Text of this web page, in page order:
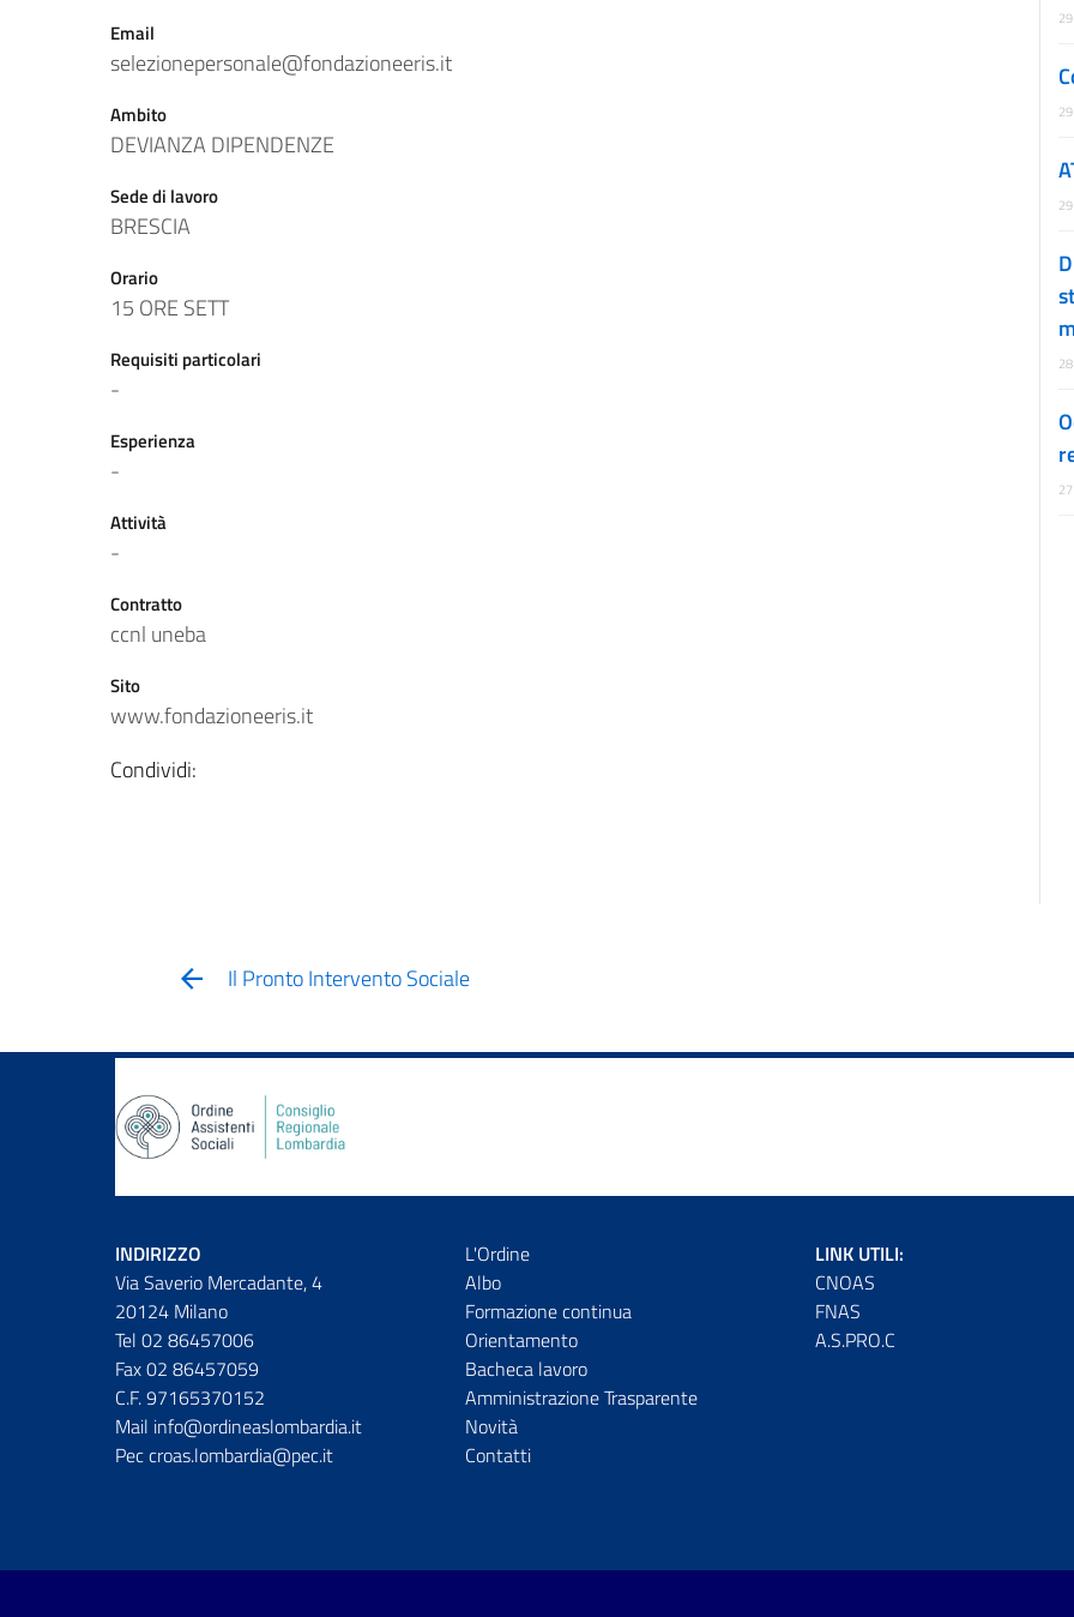
Email
selezionepersonale@fondazioneeris.it
Ambito
DEVIANZA DIPENDENZE
Sede di lavoro
BRESCIA
Orario
15 ORE SETT
Requisiti particolari
-
Esperienza
-
Attività
-
Contratto
ccnl uneba
Sito
www.fondazioneeris.it
Condividi:
Il Pronto Intervento Sociale
INDIRIZZO
Via Saverio Mercadante, 4
20124 Milano
Tel 02 86457006
Fax 02 86457059
C.F. 97165370152
Mail info@ordineaslombardia.it
Pec croas.lombardia@pec.it
L'Ordine
Albo
Formazione continua
Orientamento
Bacheca lavoro
Amministrazione Trasparente
Novità
Contatti
LINK UTILI:
CNOAS
FNAS
A.S.PRO.C